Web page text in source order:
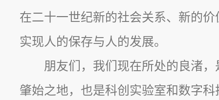
在二十一世纪新的社会关系、新的
实现人的保存与人的发展。
朋友们，我们现在所处的良渚
肇始之地，也是科创实验室和数字